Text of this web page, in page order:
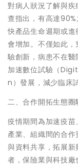
對病人狀況了解與
查指出，有高達
快產品生命週期或
會增加。不僅如此
驗創新，病患不在醫
加速數位試驗（
n）發展，減少臨床
二、合作開拓生態圈
疫情期間為加速疫
產業、組織間的合
與資料共享，拓展
者，保險業與科技